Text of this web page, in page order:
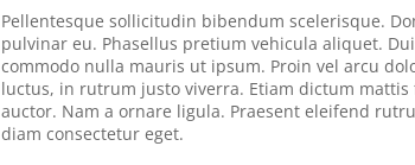
Pellentesque sollicitudin bibendum scelerisque.
pulvinar eu. Phasellus pretium vehicula aliquet.
commodo nulla mauris ut ipsum. Proin vel arcu
luctus, in rutrum justo viverra. Etiam dictum
auctor. Nam a ornare ligula. Praesent eleifend
diam consectetur eget.